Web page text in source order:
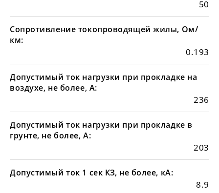
50
Сопротивление токопроводящей жилы, Ом/
км:
0.193
Допустимый ток нагрузки при прокладке на
воздухе, не более, А:
236
Допустимый ток нагрузки при прокладке в
грунте, не более, А:
203
Допустимый ток 1 сек КЗ, не более, кА:
8.9